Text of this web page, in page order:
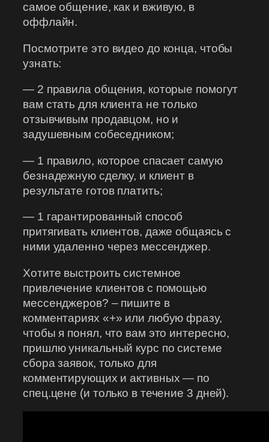
самое общение, как и вживую, в
оффлайн.
Посмотрите это видео до конца, чтобы
узнать:
— 2 правила общения, которые помогут
вам стать для клиента не только
отзывчивым продавцом, но и
задушевным собеседником;
— 1 правило, которое спасает самую
безнадежную сделку, и клиент в
результате готов платить;
— 1 гарантированный способ
притягивать клиентов, даже общаясь с
ними удаленно через мессенджер.
Хотите выстроить системное
привлечение клиентов с помощью
мессенджеров? – пишите в
комментариях «+» или любую фразу,
чтобы я понял, что вам это интересно,
пришлю уникальный курс по системе
сбора заявок, только для
комментирующих и активных — по
спец.цене (и только в течение 3 дней).